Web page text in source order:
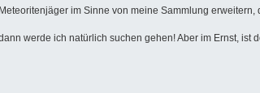
im Sinne von meine Sammlung erweitern,
werde ich natürlich suchen gehen! Aber im Ernst, ist